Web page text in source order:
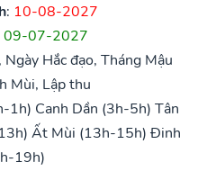
: 10-08-2027
09-07-2027
Hắc đạo, Tháng Mậu
Mùi, Lập thu
1h) Canh Dần (3h-5h) Tân
Ất Mùi (13h-15h) Đinh
19h)